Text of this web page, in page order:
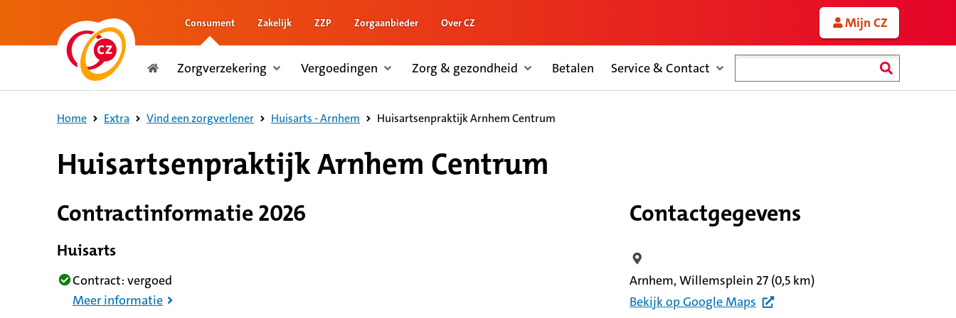
de inhoud
Consument Zakelijk ZZP Zorgaanbieder Over CZ Mijn CZ
Consument
Zorgverzekering Vergoedingen Zorg & gezondheid Betalen Service & Contact
Home Extra Vind een zorgverlener Huisarts - Arnhem Huisartsenpraktijk Arnhem Centrum
Huisartsenpraktijk Arnhem Centrum
Contractinformatie 2026
Huisarts
Contract: vergoed
Meer informatie
Contactgegevens
Locatiegegevens
Arnhem, Willemsplein 27 (0,5 km)
Bekijkop Google Maps